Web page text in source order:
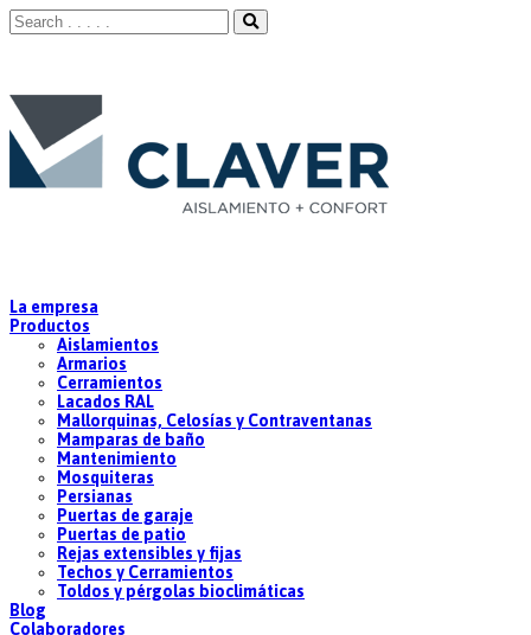
La empresa
Productos
Aislamientos
Armarios
Cerramientos
Lacados RAL
Mallorquinas, Celosías y Contraventanas
Mamparas de baño
Mantenimiento
Mosquiteras
Persianas
Puertas de garaje
Puertas de patio
Rejas extensibles y fijas
Techos y Cerramientos
Toldos y pérgolas bioclimáticas
Blog
Colaboradores